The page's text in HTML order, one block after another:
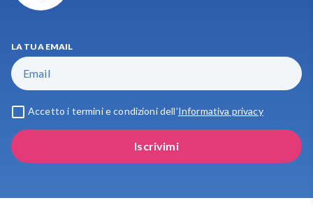
LA TUA EMAIL
Accetto i termini e condizioni dell’Informativa privacy
Iscrivimi